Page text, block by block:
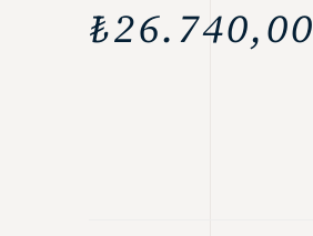
₺26.740,00